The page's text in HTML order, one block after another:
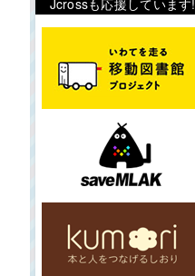
Jcrossも応援しています!